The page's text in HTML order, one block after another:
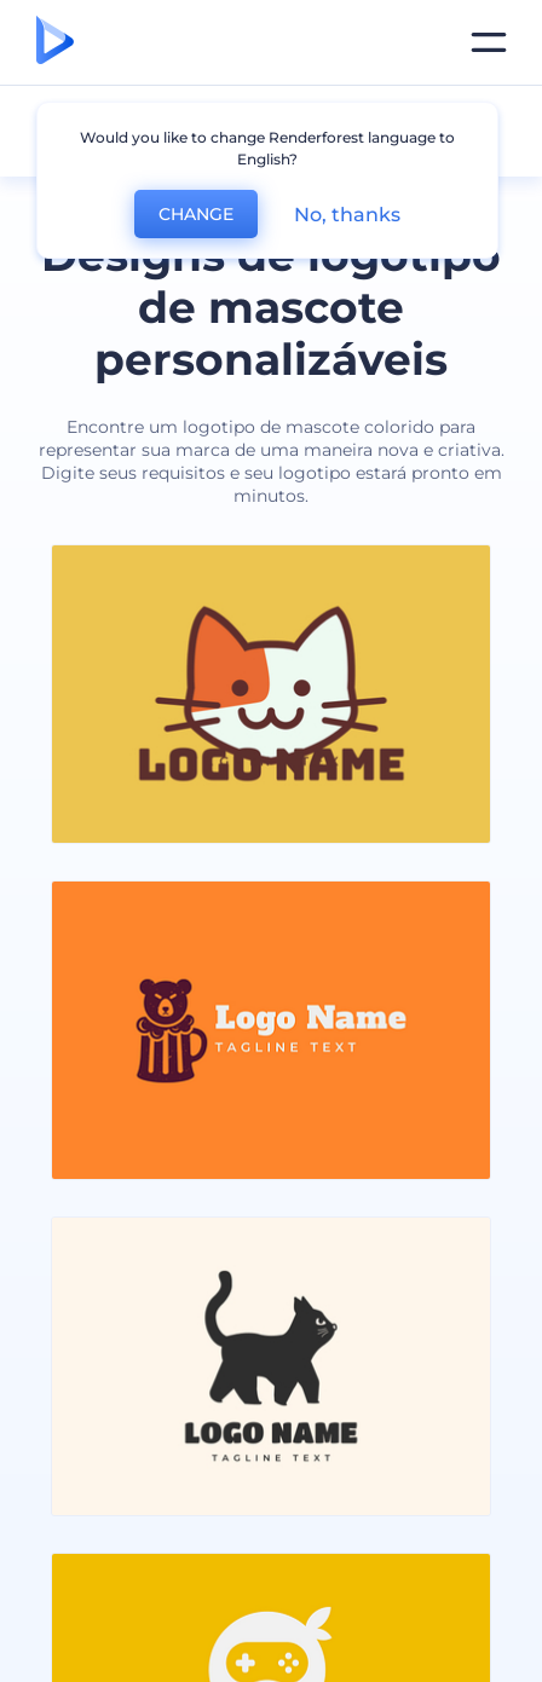
Designs de logotipo
de mascote
personalizáveis
Encontre um logotipo de mascote colorido para
representar sua marca de uma maneira nova e criativa.
Digite seus requisitos e seu logotipo estará pronto em
minutos.
Mascote
Would you like to change Renderforest language to
English?
CHANGE No, thanks